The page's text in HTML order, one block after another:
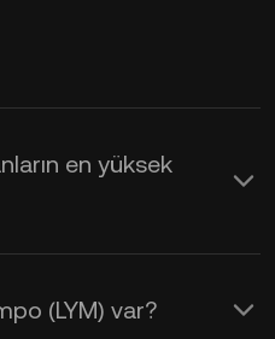
en yüksek
(LYM) var?